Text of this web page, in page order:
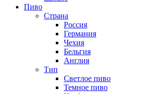
Пиво
Страна
Россия
Германия
Чехия
Бельгия
Англия
Тип
Светлое пиво
Темное пиво